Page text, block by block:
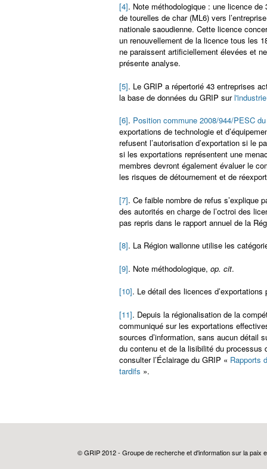
[4]. Note méthodologique : une licence
de tourelles de char (ML6) vers
nationale saoudienne. Cette licence
un renouvellement de la licence tous les
ne paraissent artificiellement élevées et
présente analyse.
[5]. Le GRIP a répertorié 43 entreprises
la base de données du GRIP sur
[6]. Position commune 2008/944/PESC
exportations de technologie et
refusent l’autorisation d’exportation si le
si les exportations représentent une
membres devront également évaluer le
les risques de détournement et de
[7]. Ce faible nombre de refus s’explique
des autorités en charge de l’octroi des
pas repris dans le rapport annuel de la
[8]. La Région wallonne utilise les
[9]. Note méthodologique, op. cit.
[10]. Le détail des licences
[11]. Depuis la régionalisation de la
communiqué sur les exportations
sources d’information, sans aucun détail
du contenu et de la lisibilité du processus
consulter l’Éclairage du GRIP « Rapports
tardifs ».
© GRIP 2012 - Groupe de recherche et d'information sur la paix